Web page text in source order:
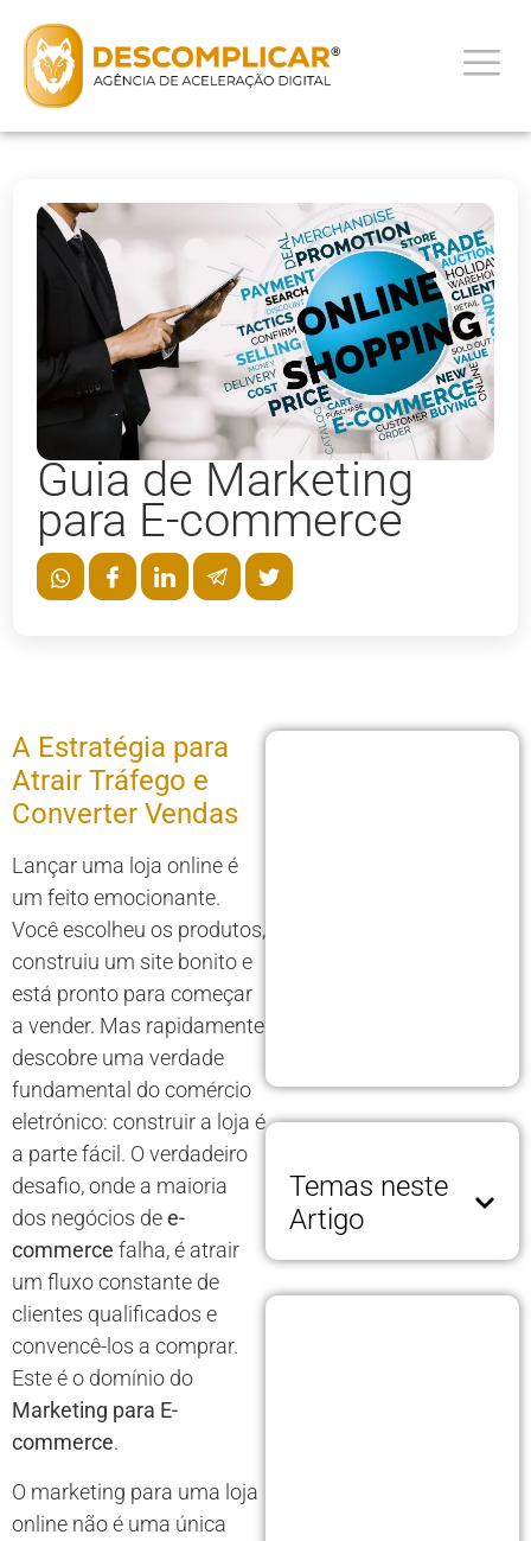
Guia de Marketing
para E-commerce
A Estratégia para
Atrair Tráfego e
Converter Vendas
Lançar uma loja online é
um feito emocionante.
Você escolheu os produtos,
construiu um site bonito e
está pronto para começar
a vender. Mas rapidamente
descobre uma verdade
fundamental do comércio
eletrónico: construir a loja é
a parte fácil. O verdadeiro
desafio, onde a maioria
dos negócios dee-
commerce falha, é atrair
um fluxo constante de
clientes qualificados e
convencê-los a comprar.
Este é o domínio do
Marketing para E-
commerce.
O marketing para uma loja
online não é uma única
Temas neste
Artigo